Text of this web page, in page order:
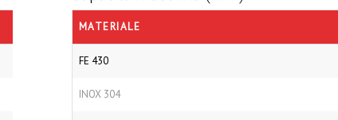
MATERIALE
FE 430
INOX 304